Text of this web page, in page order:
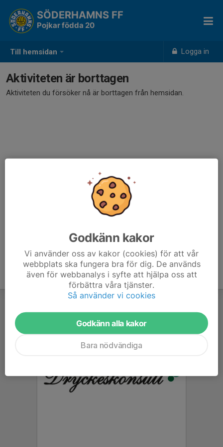
Till hemsidan Logga in
SÖDERHAMNS FF
Pojkar födda 20
Aktiviteten är borttagen
Aktiviteten du försöker nå är borttagen från hemsidan.
Godkänn kakor
Vi använder oss av kakor (cookies) för att vår
webbplats ska fungera bra för dig. De används
även för webbanalys i syfte att hjälpa oss att
förbättra våra tjänster.
Så använder vi cookies
Godkänn alla kakor
Bara nödvändiga